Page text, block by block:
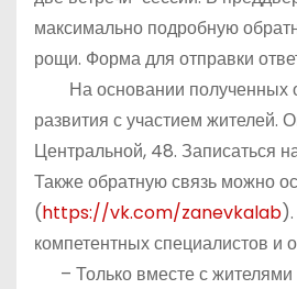
максимально подробную
рощи. Форма для отправки
На основании полученных
развития с участием жителей.
Центральной, 48. Записаться
Также обратную связь можно
(https://vk.com/zanevkalab
компетентных специалистов и
– Только вместе с жителями